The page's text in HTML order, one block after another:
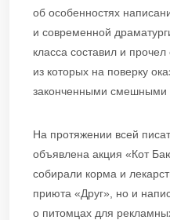
об особенностях
и современной
класса составил и
из которых на поверку
законченными смешными
На протяжении всей
объявлена акция «Кот
собирали корма и
приюта «Друг», но и
о питомцах для